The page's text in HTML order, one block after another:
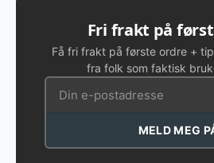
Fri frakt på
Få fri frakt på første ordre +
fra folk som faktisk
MELD MEG